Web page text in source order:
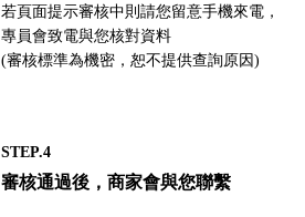
若頁面提示審核中則請您留意手機來電，
專員會致電與您核對資料
(審核標準為機密，恕不提供查詢原因)
STEP.4
審核通過後，商家會與您聯繫